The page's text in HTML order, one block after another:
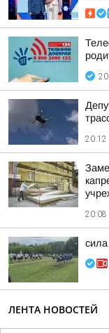
20:12
20:08
ЛЕНТА НОВОСТЕЙ